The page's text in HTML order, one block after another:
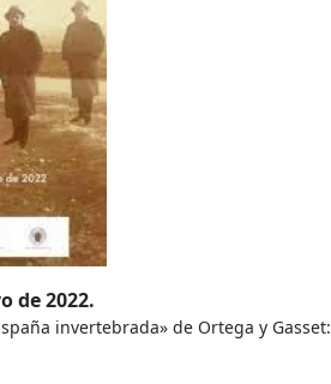
de 2022.
invertebrada» de Ortega y Gasset: